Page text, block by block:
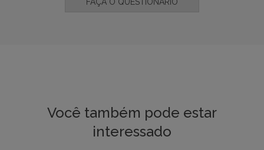
Você também pode estar
interessado